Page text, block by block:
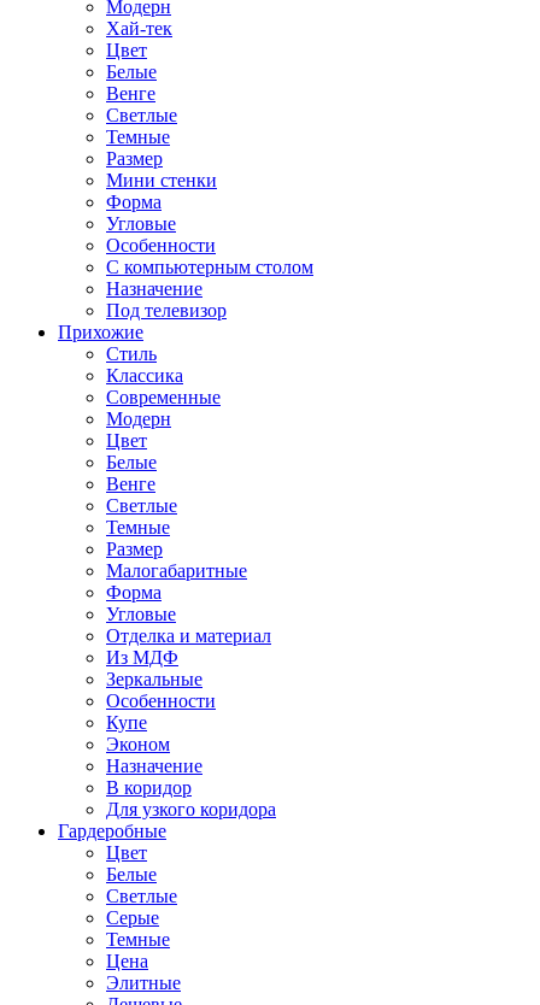
Модерн
Хай-тек
Цвет
Белые
Венге
Светлые
Темные
Размер
Мини стенки
Форма
Угловые
Особенности
С компьютерным столом
Назначение
Под телевизор
Прихожие
Стиль
Классика
Современные
Модерн
Цвет
Белые
Венге
Светлые
Темные
Размер
Малогабаритные
Форма
Угловые
Отделка и материал
Из МДФ
Зеркальные
Особенности
Купе
Эконом
Назначение
В коридор
Для узкого коридора
Гардеробные
Цвет
Белые
Светлые
Серые
Темные
Цена
Элитные